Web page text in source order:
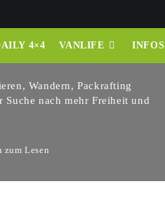
4×4 VANLIFE INFOS
Wandern, Packrafting
nach mehr Freiheit und
zum Lesen